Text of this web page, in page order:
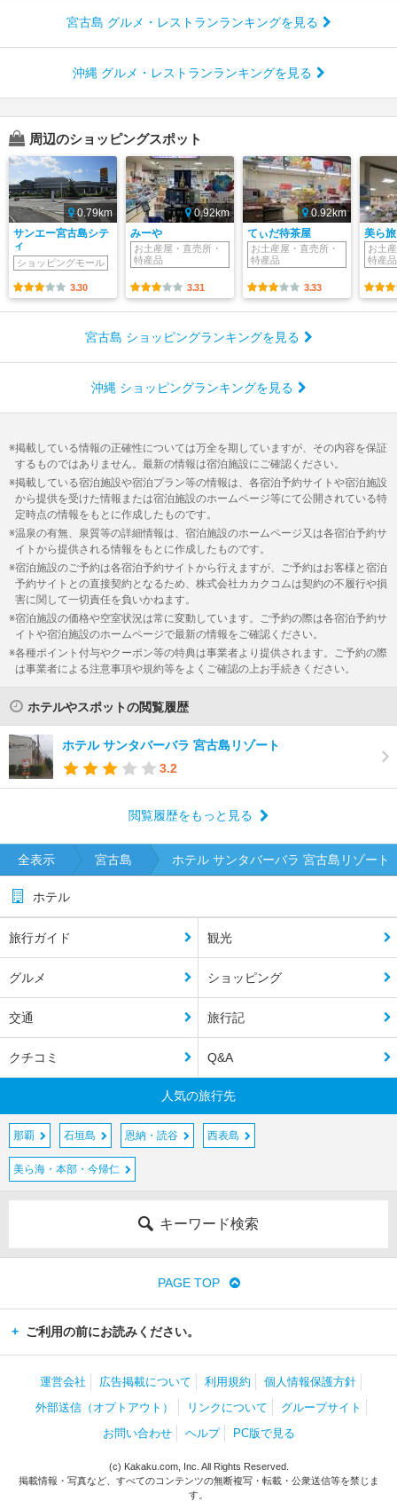
宮古島 グルメ・レストランランキングを見る
沖縄 グルメ・レストランランキングを見る
周辺のショッピングスポット
0.79km
サンエー宮古島シテ
ィ
ショッピングモール
3.30
0.92km
みーや
お土産屋・直売所・
特産品
3.31
0.92km
てぃだ待茶屋
お土産屋・直売所・
特産品
3.33
美ら旅
お土
特産品
宮古島 ショッピングランキングを見る
沖縄 ショッピングランキングを見る
掲載している情報の正確性については万全を期していますが、その内容を保証
するものではありません。最新の情報は宿泊施設にご確認ください。
掲載している宿泊施設や宿泊プラン等の情報は、各宿泊予約サイトや宿泊施設
から提供を受けた情報または宿泊施設のホームページ等にて公開されている特
定時点の情報をもとに作成したものです。
温泉の有無、泉質等の詳細情報は、宿泊施設のホームページ又は各宿泊予約サ
イトから提供される情報をもとに作成したものです。
宿泊施設のご予約は各宿泊予約サイトから行えますが、ご予約はお客様と宿泊
予約サイトとの直接契約となるため、株式会社カカクコムは契約の不履行や損
害に関して一切責任を負いかねます。
宿泊施設の価格や空室状況は常に変動しています。ご予約の際は各宿泊予約サ
イトや宿泊施設のホームページで最新の情報をご確認ください。
各種ポイント付与やクーポン等の特典は事業者より提供されます。ご予約の際
は事業者による注意事項や規約等をよくご確認の上お手続きください。
ホテルやスポットの閲覧履歴
ホテル サンタバーバラ 宮古島リゾート
3.2
閲覧履歴をもっと見る
全表示 宮古島 ホテル サンタバーバラ 宮古島リゾート
ホテル
旅行ガイド 観光
グルメ ショッピング
交通 旅行記
クチコミ Q&A
人気の旅行先
那覇 石垣島 恩納・読谷 西表島
美ら海・本部・今帰仁
キーワード検索
PAGE TOP
ご利用の前にお読みください。
運営会社 広告掲載について 利用規約
個人情報保護方針
外部送信（オプトアウト）
リンクについて
グループサイト
お問い合わせ
ヘルプ PC版で見る
(c) Kakaku.com, Inc. All Rights Reserved.
掲載情報・写真など、すべてのコンテンツの無断複写・転載・公衆送信等を禁じま
す。